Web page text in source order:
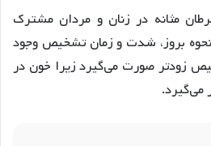
مثانه در زنان و مردان مشترک
نحوه بروز، شدت و زمان تشخیص وجود
زودتر صورت می‌گیرد زیرا خون در
می‌گیرد.